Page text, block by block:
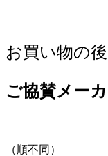
お買い物の
ご協賛メー
（順不同）